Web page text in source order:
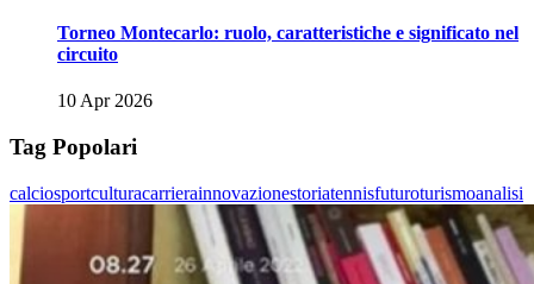
Torneo Montecarlo: ruolo, caratteristiche e significato nel
circuito
10 Apr 2026
Tag Popolari
calciosportculturacarrierainnovazionestoriatennisfuturoturismoanalisi